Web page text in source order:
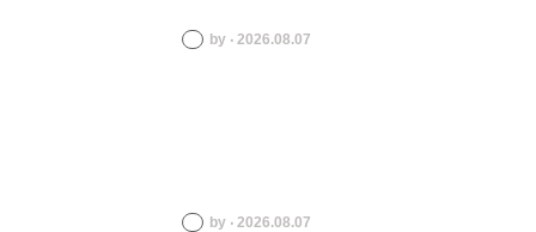
by ‧ 2026.08.07
by ‧ 2026.08.07